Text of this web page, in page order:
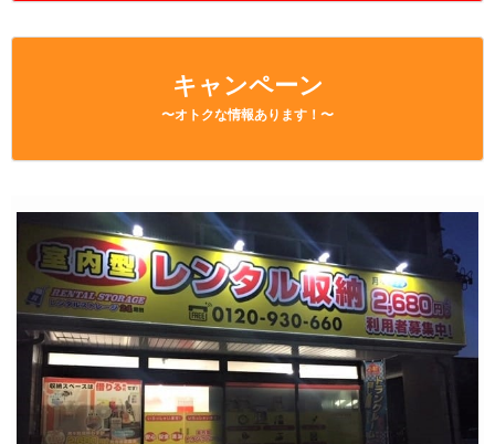
キャンペーン
〜オトクな情報あります！〜